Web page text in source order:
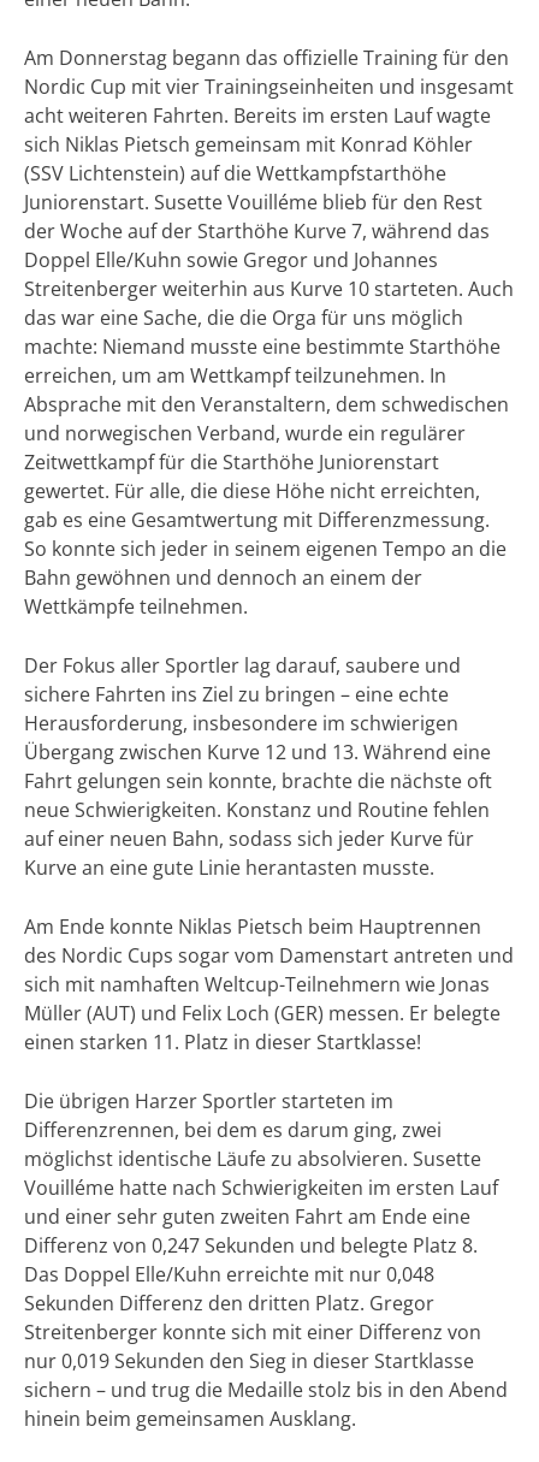
Am Donnerstag begann das offizielle Training für den
Nordic Cup mit vier Trainingseinheiten und insgesamt
acht weiteren Fahrten. Bereits im ersten Lauf wagte
sich Niklas Pietsch gemeinsam mit Konrad Köhler
(SSV Lichtenstein) auf die Wettkampfstarthöhe
Juniorenstart. Susette Vouilléme blieb für den Rest
der Woche auf der Starthöhe Kurve 7, während das
Doppel Elle/Kuhn sowie Gregor und Johannes
Streitenberger weiterhin aus Kurve 10 starteten. Auch
das war eine Sache, die die Orga für uns möglich
machte: Niemand musste eine bestimmte Starthöhe
erreichen, um am Wettkampf teilzunehmen. In
Absprache mit den Veranstaltern, dem schwedischen
und norwegischen Verband, wurde ein regulärer
Zeitwettkampf für die Starthöhe Juniorenstart
gewertet. Für alle, die diese Höhe nicht erreichten,
gab es eine Gesamtwertung mit Differenzmessung.
So konnte sich jeder in seinem eigenen Tempo an die
Bahn gewöhnen und dennoch an einem der
Wettkämpfe teilnehmen.
Der Fokus aller Sportler lag darauf, saubere und
sichere Fahrten ins Ziel zu bringen – eine echte
Herausforderung, insbesondere im schwierigen
Übergang zwischen Kurve 12 und 13. Während eine
Fahrt gelungen sein konnte, brachte die nächste oft
neue Schwierigkeiten. Konstanz und Routine fehlen
auf einer neuen Bahn, sodass sich jeder Kurve für
Kurve an eine gute Linie herantasten musste.
Am Ende konnte Niklas Pietsch beim Hauptrennen
des Nordic Cups sogar vom Damenstart antreten und
sich mit namhaften Weltcup-Teilnehmern wie Jonas
Müller (AUT) und Felix Loch (GER) messen. Er belegte
einen starken 11. Platz in dieser Startklasse!
Die übrigen Harzer Sportler starteten im
Differenzrennen, bei dem es darum ging, zwei
möglichst identische Läufe zu absolvieren. Susette
Vouilléme hatte nach Schwierigkeiten im ersten Lauf
und einer sehr guten zweiten Fahrt am Ende eine
Differenz von 0,247 Sekunden und belegte Platz 8.
Das Doppel Elle/Kuhn erreichte mit nur 0,048
Sekunden Differenz den dritten Platz. Gregor
Streitenberger konnte sich mit einer Differenz von
nur 0,019 Sekunden den Sieg in dieser Startklasse
sichern – und trug die Medaille stolz bis in den Abend
hinein beim gemeinsamen Ausklang.